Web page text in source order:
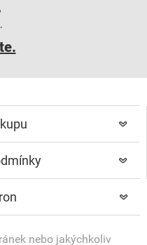
nebo jakýchkoliv